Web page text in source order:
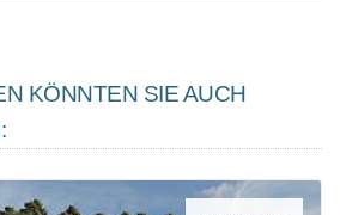
KÖNNTEN SIE AUCH